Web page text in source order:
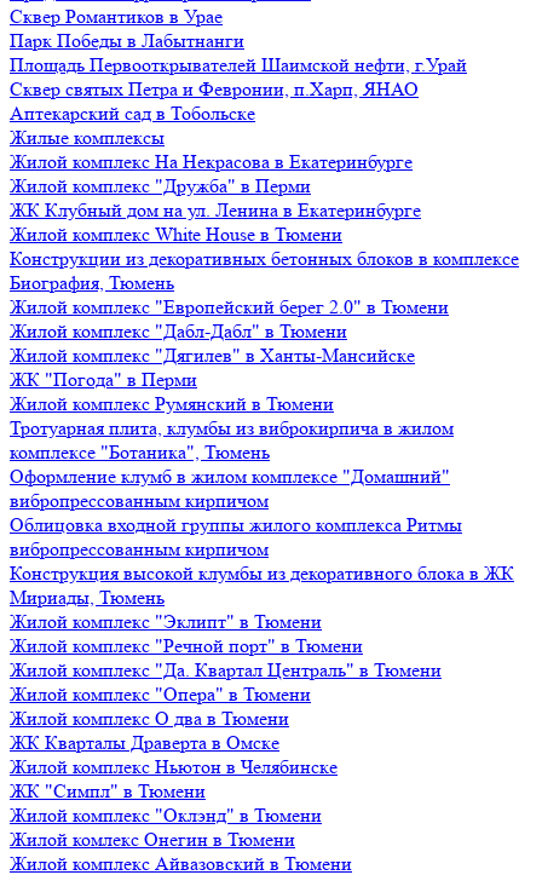
Сквер Романтиков в Урае
Парк Победы в Лабытнанги
Площадь Первооткрывателей Шаимской нефти, г.Урай
Сквер святых Петра и Февронии, п.Харп, ЯНАО
Аптекарский сад в Тобольске
Жилые комплексы
Жилой комплекс На Некрасова в Екатеринбурге
Жилой комплекс "Дружба" в Перми
ЖК Клубный дом на ул. Ленина в Екатеринбурге
Жилой комплекс White House в Тюмени
Конструкции из декоративных бетонных блоков в комплексе
Биография, Тюмень
Жилой комплекс "Европейский берег 2.0" в Тюмени
Жилой комплекс "Дабл-Дабл" в Тюмени
Жилой комплекс "Дягилев" в Ханты-Мансийске
ЖК "Погода" в Перми
Жилой комплекс Румянский в Тюмени
Тротуарная плита, клумбы из виброкирпича в жилом
комплексе "Ботаника", Тюмень
Оформление клумб в жилом комплексе "Домашний"
вибропрессованным кирпичом
Облицовка входной группы жилого комплекса Ритмы
вибропрессованным кирпичом
Конструкция высокой клумбы из декоративного блока в ЖК
Мириады, Тюмень
Жилой комплекс "Эклипт" в Тюмени
Жилой комплекс "Речной порт" в Тюмени
Жилой комплекс "Да. Квартал Централь" в Тюмени
Жилой комплекс "Опера" в Тюмени
Жилой комплекс О два в Тюмени
ЖК Кварталы Драверта в Омске
Жилой комплекс Ньютон в Челябинске
ЖК "Симпл" в Тюмени
Жилой комплекс "Оклэнд" в Тюмени
Жилой комлекс Онегин в Тюмени
Жилой комплекс Айвазовский в Тюмени